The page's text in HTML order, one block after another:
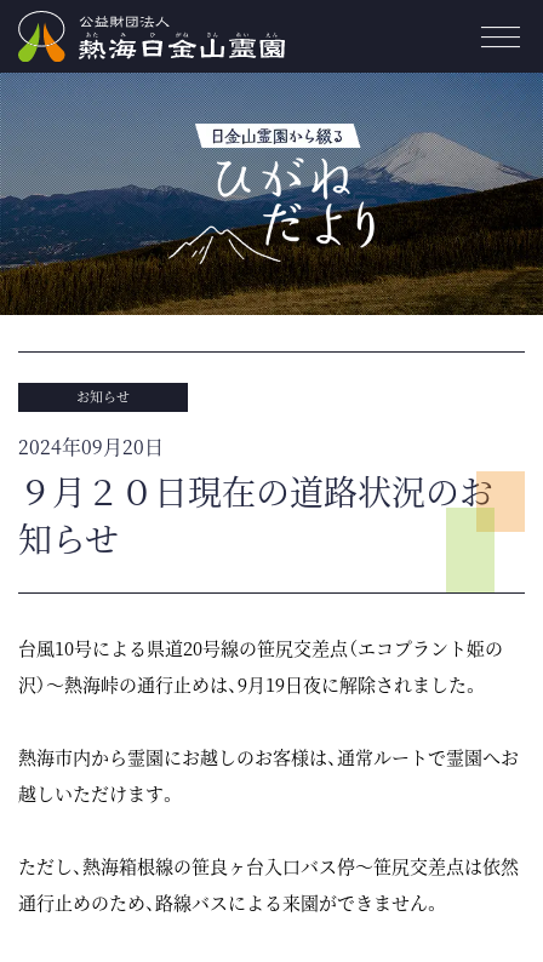
お知らせ
2024年09月20日
９月２０日現在の道路状況のお
知らせ
台風10号による県道20号線の笹尻交差点（エコプラント姫の
沢）～熱海峠の通行止めは、9月19日夜に解除されました。
熱海市内から霊園にお越しのお客様は、通常ルートで霊園へお
越しいただけます。
ただし、熱海箱根線の笹良ヶ台入口バス停～笹尻交差点は依然
通行止めのため、路線バスによる来園ができません。